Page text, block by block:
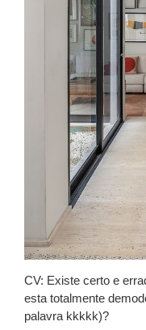
CV: Existe certo e
esta totalmente
palavra kkkkk)?